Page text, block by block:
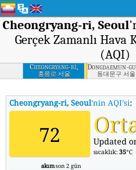
Cheongryang-ri, Seoul
Gerçek Zamanlı Hava
(AQI)
Cheongryang-ri,
Seoul
홍릉로 서울
Dongdaemun-
동대문구 서울
Cheongryang-ri, Seoul'nin AQI'si:
72 Updated
sıcaklık:35°C
akımson 2 gün